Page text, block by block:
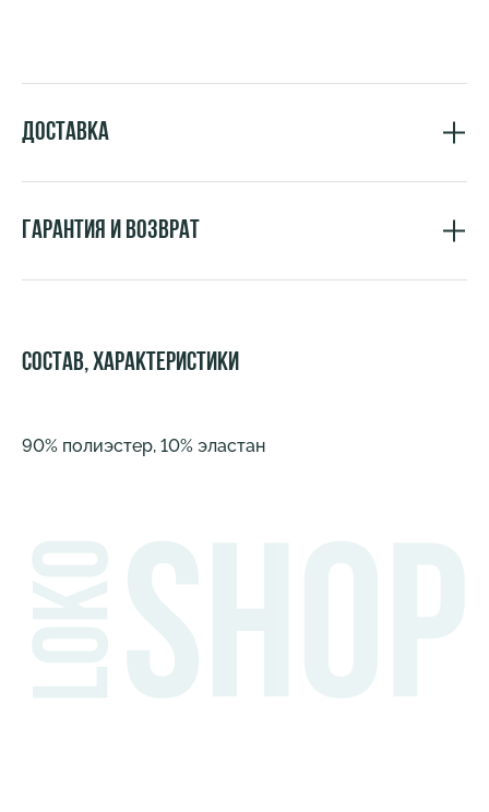
Состав, характеристики
90% полиэстер, 10% эластан
Доставка
Гарантия и возврат